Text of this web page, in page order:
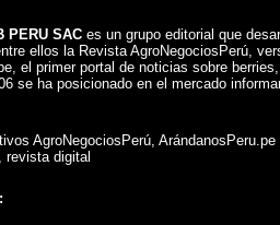
PERU SAC es un grupo editorial que
ellos la Revista AgroNegociosPerú,
el primer portal de noticias sobre
se ha posicionado en el mercado
AgroNegociosPerú, ArándanosPeru.pe
revista digital